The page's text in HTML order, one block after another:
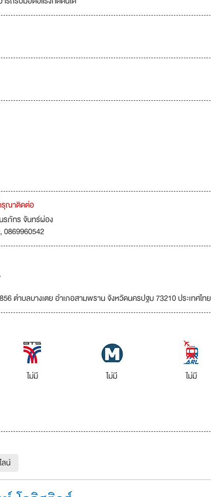
รุณาติดต่อ
ภัทร จันทร์ผ่อง
0869960542
ตำบลบางเตย อำเภอสามพราน จังหวัดนครปฐม 73210 ประเทศไทย
ไม่มี ไม่มี ไม่มี
น์